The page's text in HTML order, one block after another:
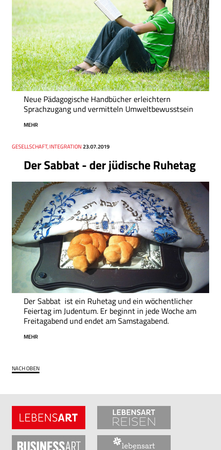
Neue Pädagogische Handbücher erleichtern
Sprachzugang und vermitteln Umweltbewusstsein
MEHR
Der Sabbat - der jüdische Ruhetag
Thema
GESELLSCHAFT, INTEGRATION
Datum 23.07.2019
Der Sabbat ist ein Ruhetag und ein wöchentlicher
Feiertag im Judentum. Er beginnt in jede Woche am
Freitagabend und endet am Samstagabend.
MEHR
NACH OBEN